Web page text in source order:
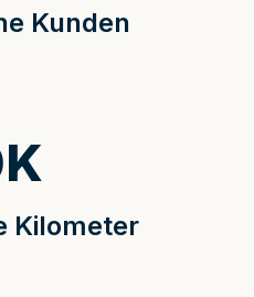
Kunden
Kilometer
K